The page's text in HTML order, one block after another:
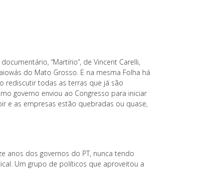
“Martírio”, de Vincent Carelli,
do Mato Grosso. E na mesma Folha há
rediscutir todas as terras que já são
governo enviou ao Congresso para iniciar
e as empresas estão quebradas ou quase,
anos dos governos do PT, nunca tendo
Um grupo de políticos que aproveitou a